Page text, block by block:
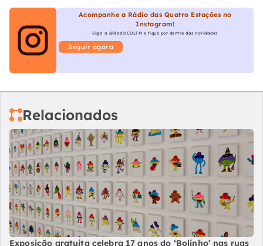
Acompanhe a Rádio das Quatro Estações no
Instagram!
Siga a @RadioCDLFM e fique por dentro das novidades
Seguir agora
Relacionados
Exposição gratuita celebra 17 anos do ‘Bolinho’ nas ruas